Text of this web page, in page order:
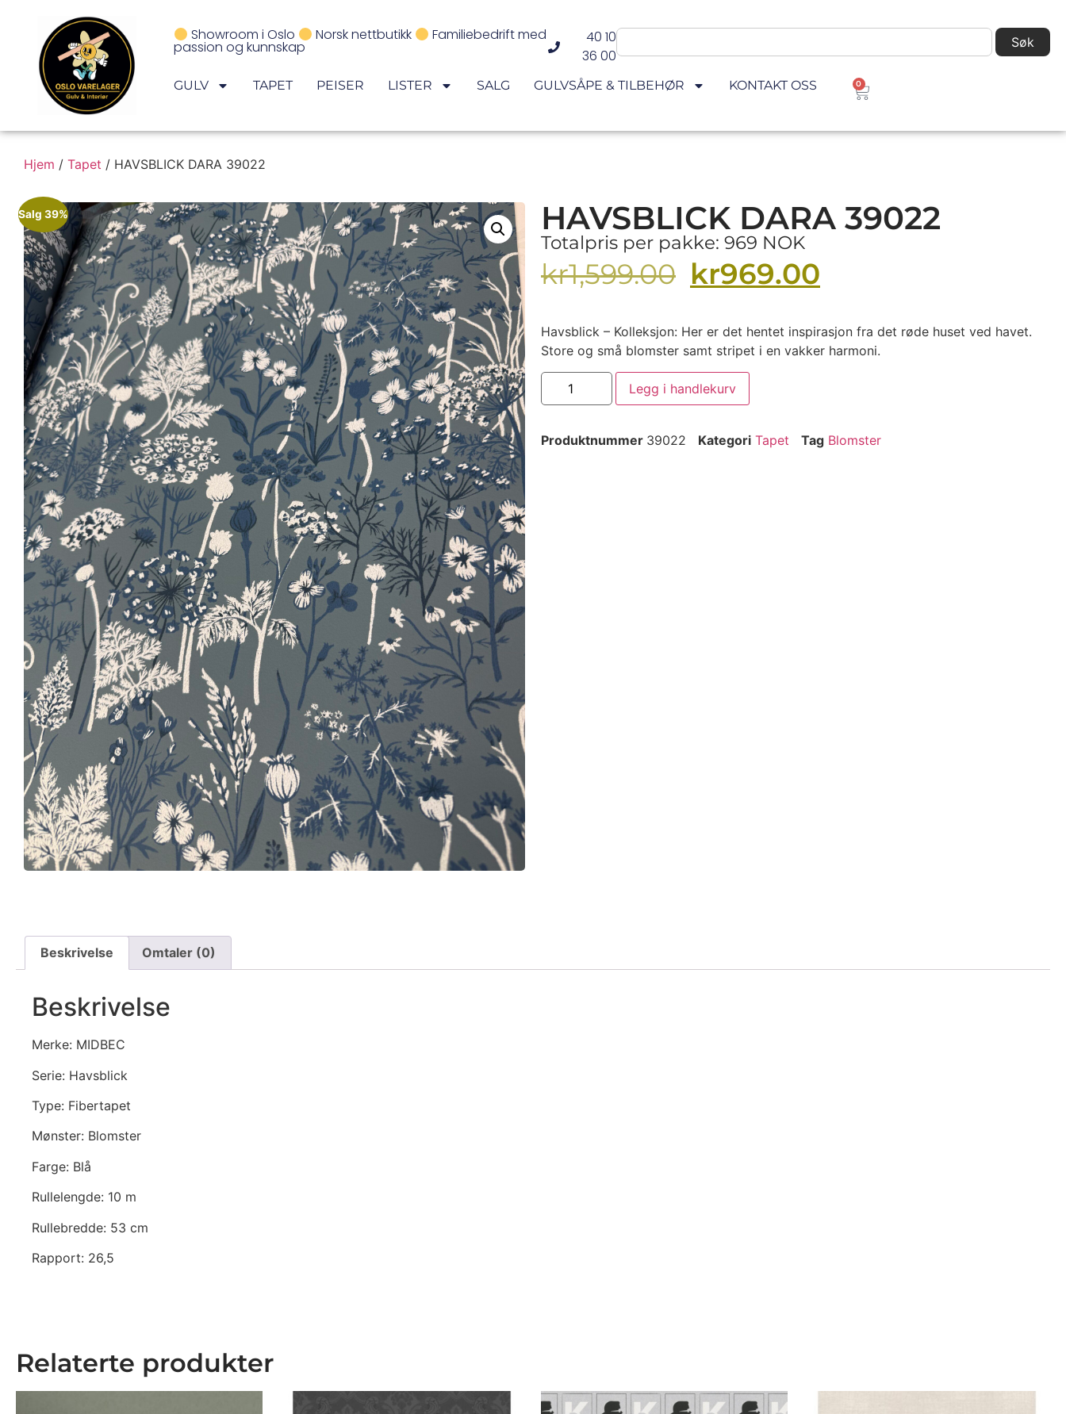
Showroom i Oslo Norsk nettbutikk Familiebedrift med
passion og kunnskap
40 10
36 00
Søk
GULV TAPET PEISER LISTER SALG GULVSÅPE & TILBEHØR KONTAKT OSS 0
Hjem / Tapet / HAVSBLICK DARA 39022
Salg 39% HAVSBLICK DARA 39022
Totalpris per pakke: 969 NOK
kr1,599.00 kr969.00
Havsblick – Kolleksjon: Her er det hentet inspirasjon fra det røde huset ved havet.
Store og små blomster samt stripet i en vakker harmoni.
Legg i handlekurv
Produktnummer 39022 Kategori Tapet Tag Blomster
Beskrivelse Omtaler (0)
Beskrivelse
Merke: MIDBEC
Serie: Havsblick
Type: Fibertapet
Mønster: Blomster
Farge: Blå
Rullelengde: 10 m
Rullebredde: 53 cm
Rapport: 26,5
Relaterte produkter